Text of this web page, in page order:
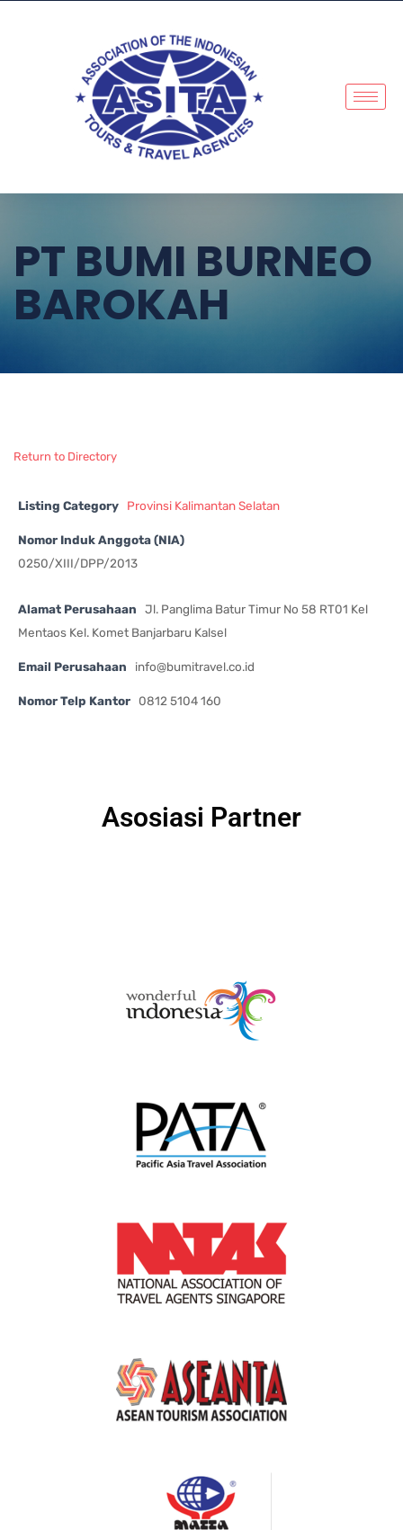
PT BUMI BURNEO
BAROKAH
Return to Directory
Listing Category Provinsi Kalimantan Selatan
Nomor Induk Anggota (NIA)
0250/XIII/DPP/2013
Alamat Perusahaan
Jl. Panglima Batur Timur No 58 RT01 Kel
Mentaos Kel. Komet Banjarbaru Kalsel
Email Perusahaan info@bumitravel.co.id
Nomor Telp Kantor 0812 5104 160
Asosiasi Partner